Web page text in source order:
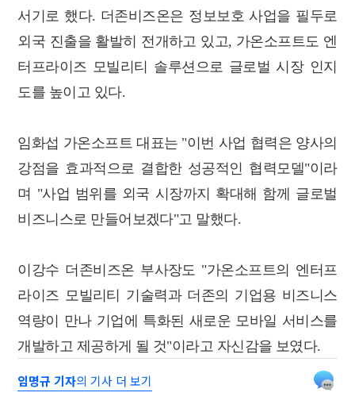
서기로 했다. 더존비즈온은 정보보호 사업을 필두로
외국 진출을 활발히 전개하고 있고, 가온소프트도 엔
터프라이즈 모빌리티 솔루션으로 글로벌 시장 인지
도를 높이고 있다.
임화섭 가온소프트 대표는 "이번 사업 협력은 양사의
강점을 효과적으로 결합한 성공적인 협력모델"이라
며 "사업 범위를 외국 시장까지 확대해 함께 글로벌
비즈니스로 만들어보겠다"고 말했다.
이강수 더존비즈온 부사장도 "가온소프트의 엔터프
라이즈 모빌리티 기술력과 더존의 기업용 비즈니스
역량이 만나 기업에 특화된 새로운 모바일 서비스를
개발하고 제공하게 될 것"이라고 자신감을 보였다.
임명규 기자의 기사 더 보기